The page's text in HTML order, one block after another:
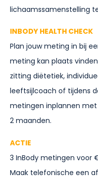
lichaamssamenstelling
INBODY HEALTH CHECK
Plan jouw meting in bij
meting kan plaats
zitting diëtetiek,
leeftsijlcoach of tijdens
metingen inplannen
2 maanden.
ACTIE
3 InBody metingen voor
Maak telefonische een